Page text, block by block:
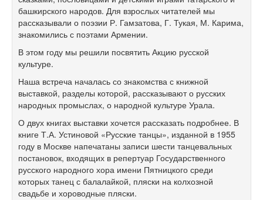
башкирского народов. Для взрослых читателей мы
рассказывали о поэзии Р. Гамзатова, Г. Тукая, М. Карима,
знакомились с поэтами Армении.
В этом году мы решили посвятить Акцию русской
культуре.
Наша встреча началась со знакомства с книжной
выставкой, разделы которой, рассказывают о русских
народных промыслах, о народной культуре Урала.
О двух книгах выставки хочется рассказать подробнее. В
книге Т.А. Устиновой «Русские танцы», изданной в 1955
году в Москве напечатаны записи шести танцевальных
постановок, входящих в репертуар Государственного
русского народного хора имени Пятницкого среди
которых танец с балалайкой, пляски на колхозной
свадьбе и хороводные пляски.